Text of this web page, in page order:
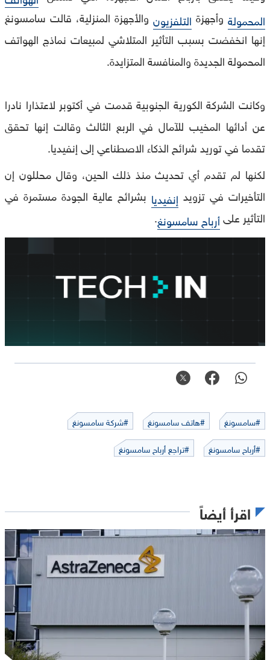
المحمولة وأجهزة التلفزيون والأجهزة المنزلية، قالت سامسونغ
إنها انخفضت بسبب التأثير المتلاشي لمبيعات نماذج الهواتف
المحمولة الجديدة والمنافسة المتزايدة.
وكانت الشركة الكورية الجنوبية قدمت في أكتوبر لاعتذارا نادرا
عن أدائها المخيب للآمال في الربع الثالث وقالت إنها تحقق
تقدما في توريد شرائح الذكاء الاصطناعي إلى إنفيديا.
لكنها لم تقدم أي تحديث منذ ذلك الحين، وقال محللون إن
التأخيرات في تزويد إنفيديا بشرائح عالية الجودة مستمرة في
التأثير علىأرباح سامسونغ.
#سامسونغ #هاتف سامسونغ
#شركة سامسونغ
#أرباح سامسونغ
#تراجع أرباح سامسونغ
اقرأ أيضاً